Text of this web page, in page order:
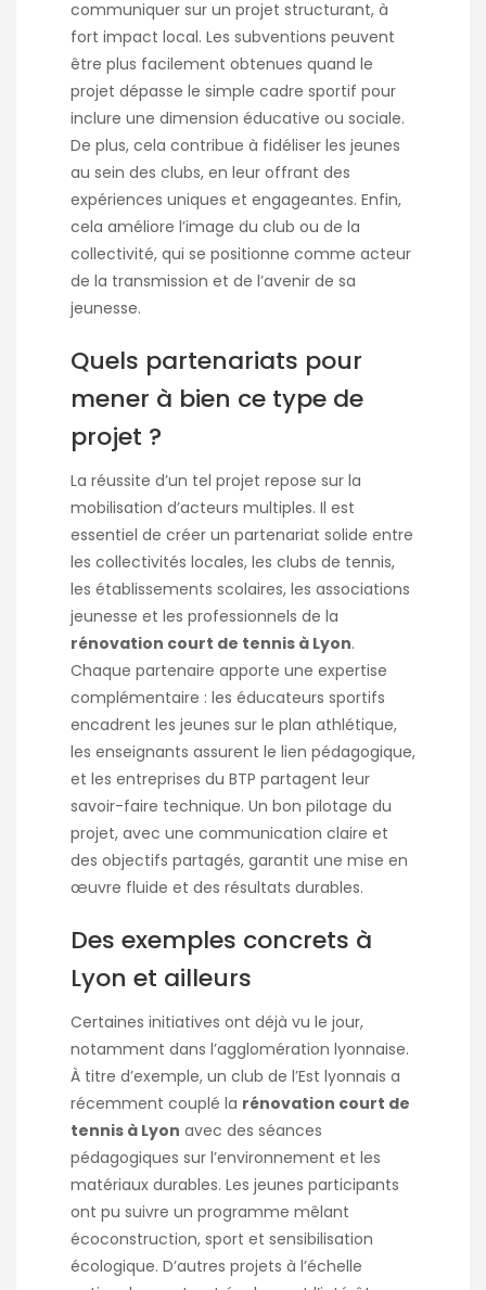
communiquer sur un projet structurant, à
fort impact local. Les subventions peuvent
être plus facilement obtenues quand le
projet dépasse le simple cadre sportif pour
inclure une dimension éducative ou sociale.
De plus, cela contribue à fidéliser les jeunes
au sein des clubs, en leur offrant des
expériences uniques et engageantes. Enfin,
cela améliore l’image du club ou de la
collectivité, qui se positionne comme acteur
de la transmission et de l’avenir de sa
jeunesse.
Quels partenariats pour
mener à bien ce type de
projet ?
La réussite d’un tel projet repose sur la
mobilisation d’acteurs multiples. Il est
essentiel de créer un partenariat solide entre
les collectivités locales, les clubs de tennis,
les établissements scolaires, les associations
jeunesse et les professionnels de la
rénovation court de tennis à Lyon.
Chaque partenaire apporte une expertise
complémentaire : les éducateurs sportifs
encadrent les jeunes sur le plan athlétique,
les enseignants assurent le lien pédagogique,
et les entreprises du BTP partagent leur
savoir-faire technique. Un bon pilotage du
projet, avec une communication claire et
des objectifs partagés, garantit une mise en
œuvre fluide et des résultats durables.
Des exemples concrets à
Lyon et ailleurs
Certaines initiatives ont déjà vu le jour,
notamment dans l’agglomération lyonnaise.
À titre d’exemple, un club de l’Est lyonnais a
récemment couplé la rénovation court de
tennis à Lyon avec des séances
pédagogiques sur l’environnement et les
matériaux durables. Les jeunes participants
ont pu suivre un programme mêlant
écoconstruction, sport et sensibilisation
écologique. D’autres projets à l’échelle